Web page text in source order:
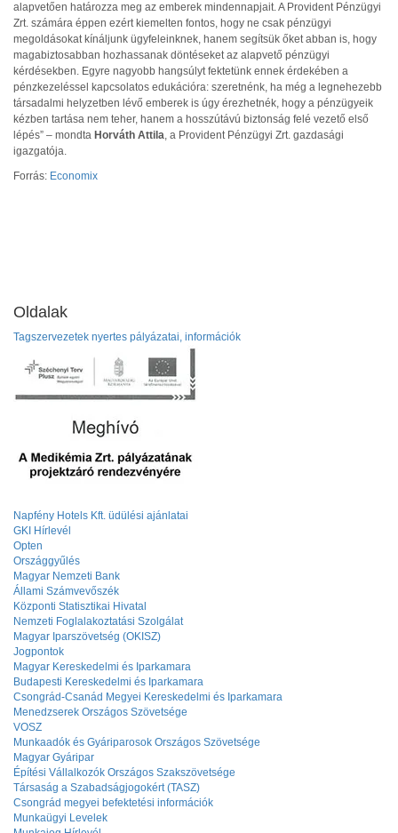
alapvetően határozza meg az emberek mindennapjait. A Provident Pénzügyi
Zrt. számára éppen ezért kiemelten fontos, hogy ne csak pénzügyi
megoldásokat kínáljunk ügyfeleinknek, hanem segítsük őket abban is, hogy
magabiztosabban hozhassanak döntéseket az alapvető pénzügyi
kérdésekben. Egyre nagyobb hangsúlyt fektetünk ennek érdekében a
pénzkezeléssel kapcsolatos edukációra: szeretnénk, ha még a legnehezebb
társadalmi helyzetben lévő emberek is úgy érezhetnék, hogy a pénzügyeik
kézben tartása nem teher, hanem a hosszútávú biztonság felé vezető első
lépés” – mondta Horváth Attila, a Provident Pénzügyi Zrt. gazdasági
igazgatója.
Forrás: Economix
Oldalak
Tagszervezetek nyertes pályázatai, információk
Napfény Hotels Kft. üdülési ajánlatai
GKI Hírlevél
Opten
Országgyűlés
Magyar Nemzeti Bank
Állami Számvevőszék
Központi Statisztikai Hivatal
Nemzeti Foglalakoztatási Szolgálat
Magyar Iparszövetség (OKISZ)
Jogpontok
Magyar Kereskedelmi és Iparkamara
Budapesti Kereskedelmi és Iparkamara
Csongrád-Csanád Megyei Kereskedelmi és Iparkamara
Menedzserek Országos Szövetsége
VOSZ
Munkaadók és Gyáriparosok Országos Szövetsége
Magyar Gyáripar
Építési Vállalkozók Országos Szakszövetsége
Társaság a Szabadságjogokért (TASZ)
Csongrád megyei befektetési információk
Munkaügyi Levelek